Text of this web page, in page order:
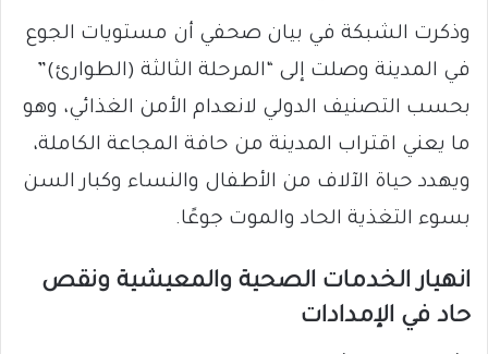
وذكرت الشبكة في بيان صحفي أن مستويات الجوع
في المدينة وصلت إلى “المرحلة الثالثة (الطوارئ)”
بحسب التصنيف الدولي لانعدام الأمن الغذائي، وهو
ما يعني اقتراب المدينة من حافة المجاعة الكاملة،
ويهدد حياة الآلاف من الأطفال والنساء وكبار السن
بسوء التغذية الحاد والموت جوعًا.
انهيار الخدمات الصحية والمعيشية ونقص
حاد في الإمدادات